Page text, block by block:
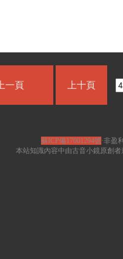
上一頁 上十頁
蘇ICP備17001294號·非盈
本站知識內容中由古音小鏡原創